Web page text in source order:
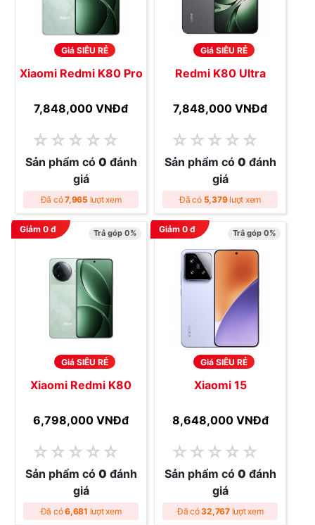
Giá SIÊU RẺ
Xiaomi Redmi K80 Pro
7,848,000 VNĐđ
☆ ☆ ☆ ☆ ☆
Sản phẩm có 0 đánh
giá
Đã có7,965 lượt xem
Giá SIÊU RẺ
Redmi K80 Ultra
7,848,000 VNĐđ
☆ ☆ ☆ ☆ ☆
Sản phẩm có 0 đánh
giá
Đã có 5,379lượt xem
Giảm 0đ Trả góp 0%
Giá SIÊU RẺ
Xiaomi Redmi K80
6,798,000 VNĐđ
☆ ☆ ☆ ☆ ☆
Sản phẩm có 0 đánh
giá
Đã có6,681 lượt xem
Giảm 0đ Trả góp 0%
Giá SIÊU RẺ
Xiaomi 15
8,648,000 VNĐđ
☆ ☆ ☆ ☆ ☆
Sản phẩm có 0 đánh
giá
Đã có32,767lượt xem